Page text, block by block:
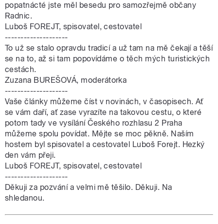
popatnácté jste měl besedu pro samozřejmě občany
Radnic.
Luboš FOREJT, spisovatel, cestovatel
--------------------
To už se stalo opravdu tradicí a už tam na mě čekají a těší
se na to, až si tam popovídáme o těch mých turistických
cestách.
Zuzana BUREŠOVÁ, moderátorka
--------------------
Vaše články můžeme číst v novinách, v časopisech. Ať
se vám daří, ať zase vyrazíte na takovou cestu, o které
potom tady ve vysílání Českého rozhlasu 2 Praha
můžeme spolu povídat. Mějte se moc pěkně. Naším
hostem byl spisovatel a cestovatel Luboš Forejt. Hezký
den vám přeji.
Luboš FOREJT, spisovatel, cestovatel
--------------------
Děkuji za pozvání a velmi mě těšilo. Děkuji. Na
shledanou.